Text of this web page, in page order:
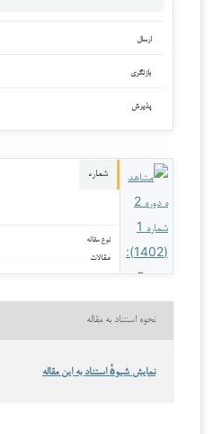
ارسال
بازنگری
پذیرش
شماره
نوع مقاله
مقالات
نحوه استناد به مقاله
نمایش شیوهٔ استناد به این مقاله